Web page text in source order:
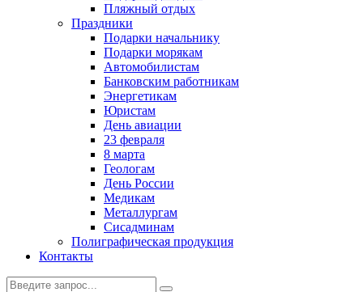
Пляжный отдых
Праздники
Подарки начальнику
Подарки морякам
Автомобилистам
Банковским работникам
Энергетикам
Юристам
День авиации
23 февраля
8 марта
Геологам
День России
Медикам
Металлургам
Сисадминам
Полиграфическая продукция
Контакты